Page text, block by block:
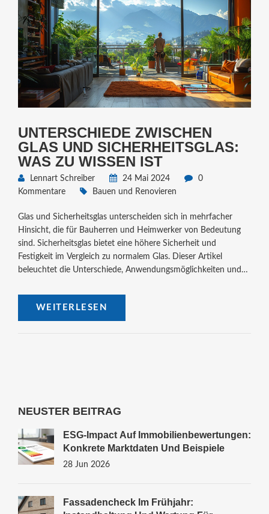
UNTERSCHIEDE ZWISCHEN
GLAS UND SICHERHEITSGLAS:
WAS ZU WISSEN IST
Lennart Schreiber 24 Mai 2024
0
Kommentare
Bauen und Renovieren
Glas und Sicherheitsglas unterscheiden sich in mehrfacher
Hinsicht, die für Bauherren und Heimwerker von Bedeutung
sind. Sicherheitsglas bietet eine höhere Sicherheit und
Festigkeit im Vergleich zu normalem Glas. Dieser Artikel
beleuchtet die Unterschiede, Anwendungsmöglichkeiten und
erläutert.
WEITERLESEN
NEUSTER BEITRAG
ESG-Impact Auf Immobilienbewertungen:
Konkrete Marktdaten Und Beispiele
28 Jun 2026
Fassadencheck Im Frühjahr: